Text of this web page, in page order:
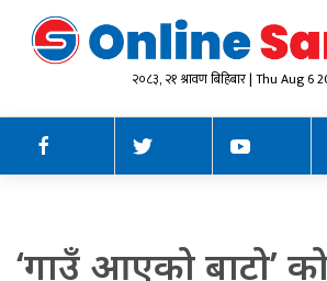
२०८३, २१ श्रावण बिहिबार | Thu Aug 6
‘गाउँ आएको बाटो’